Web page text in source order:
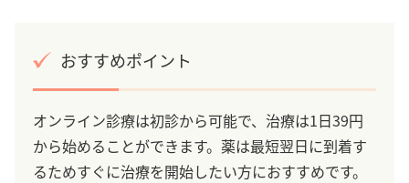
おすすめポイント
オンライン診療は初診から可能で、治療は1日39円
から始めることができます。薬は最短翌日に到着す
るためすぐに治療を開始したい方におすすめです。